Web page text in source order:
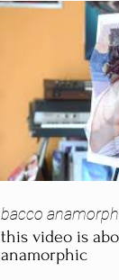
da un
mio dipinto è
che mi ha
vivaci e saturi
autoritratto. La
dato la
superficie
texture unica
profondità al
https://
bacco
this video is
anamorphic